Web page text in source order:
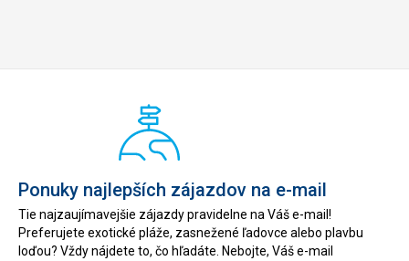
Ponuky najlepších zájazdov na e-mail
Tie najzaujímavejšie zájazdy pravidelne na Váš e-mail!
Preferujete exotické pláže, zasnežené ľadovce alebo plavbu
loďou? Vždy nájdete to, čo hľadáte. Nebojte, Váš e-mail